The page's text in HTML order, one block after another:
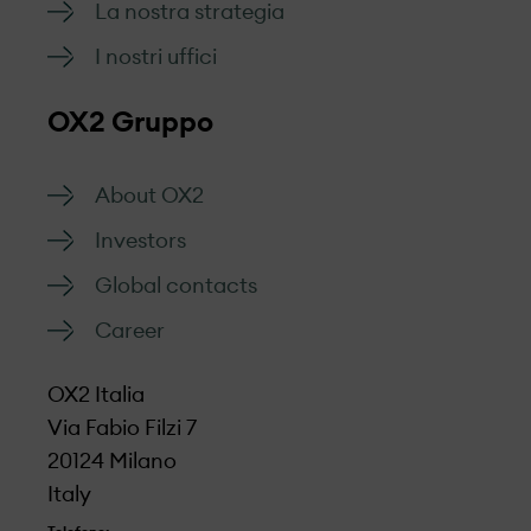
sviluppo dei progetti, nella fase di
costruzione e nella loro gestione operativa.
Siamo aperti al dialogo con i nostri
interlocutori e faremo il possibile per dare
La nostra strategia
I nostri uffici
OX2 Gruppo
About OX2
Investors
Global contacts
Career
OX2 Italia
Via Fabio Filzi 7
20124 Milano
Italy